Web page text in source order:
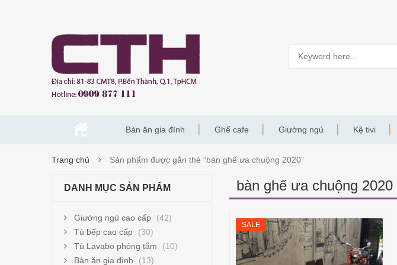
Bàn ăn gia đình Ghế cafe Giường ngủ Kệ tivi
Trang chủ Sản phẩm được gắn thẻ “bàn ghế ưa chuộng 2020”
bàn ghế ưa chuộng 2020
SALE
DANH MỤC SẢN PHẨM
Giường ngủ cao cấp
(42)
Tủ bếp cao cấp
(30)
Tủ Lavabo phòng tắm
(10)
Bàn ăn gia đình
(13)